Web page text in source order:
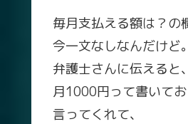
毎月支払える額は？の
今一文なしなんだけど
弁護士さんに伝えると、
月1000円って書いて
言ってくれて、